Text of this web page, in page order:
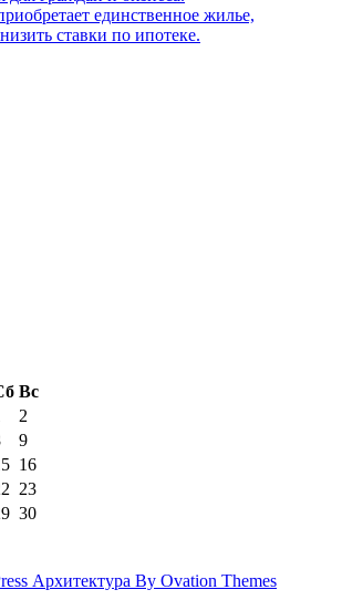
единственное жилье,
ставки по ипотеке.
Вс
2
9
16
23
30
Архитектура By Ovation Themes